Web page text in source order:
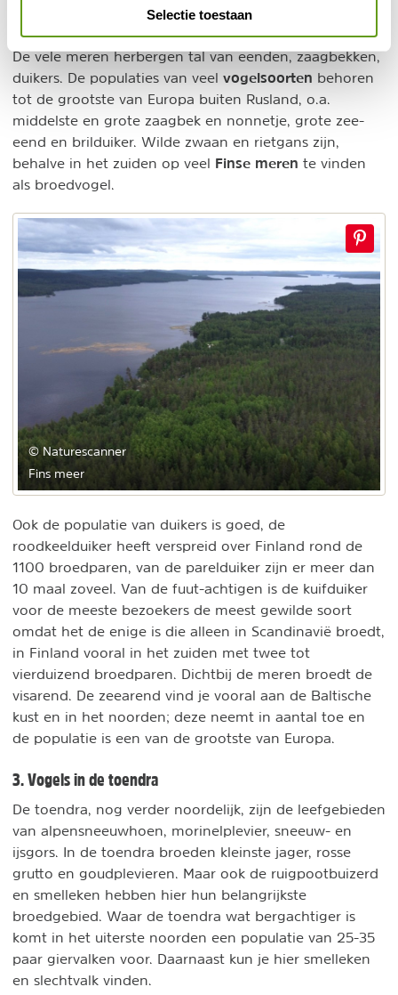
Selectie toestaan
moerassneeuwhoen komen in de venen voor.
De vele meren herbergen tal van eenden, zaagbekken,
duikers. De populaties van veel vogelsoorten behoren
tot de grootste van Europa buiten Rusland, o.a.
middelste en grote zaagbek en nonnetje, grote zee-
eend en brilduiker. Wilde zwaan en rietgans zijn,
behalve in het zuiden op veel Finse meren te vinden
als broedvogel.
© Naturescanner
Fins meer
Ook de populatie van duikers is goed, de
roodkeelduiker heeft verspreid over Finland rond de
1100 broedparen, van de parelduiker zijn er meer dan
10 maal zoveel. Van de fuut-achtigen is de kuifduiker
voor de meeste bezoekers de meest gewilde soort
omdat het de enige is die alleen in Scandinavië broedt,
in Finland vooral in het zuiden met twee tot
vierduizend broedparen. Dichtbij de meren broedt de
visarend. De zeearend vind je vooral aan de Baltische
kust en in het noorden; deze neemt in aantal toe en
de populatie is een van de grootste van Europa.
3. Vogels in de toendra
De toendra, nog verder noordelijk, zijn de leefgebieden
van alpensneeuwhoen, morinelplevier, sneeuw- en
ijsgors. In de toendra broeden kleinste jager, rosse
grutto en goudplevieren. Maar ook de ruigpootbuizerd
en smelleken hebben hier hun belangrijkste
broedgebied. Waar de toendra wat bergachtiger is
komt in het uiterste noorden een populatie van 25-35
paar giervalken voor. Daarnaast kun je hier smelleken
en slechtvalk vinden.